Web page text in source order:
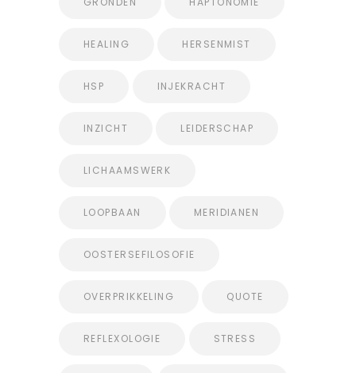
HEALING HERSENMIST
HSP INJEKRACHT
INZICHT LEIDERSCHAP
LICHAAMSWERK
LOOPBAAN MERIDIANEN
OOSTERSEFILOSOFIE
OVERPRIKKELING QUOTE
REFLEXOLOGIE STRESS